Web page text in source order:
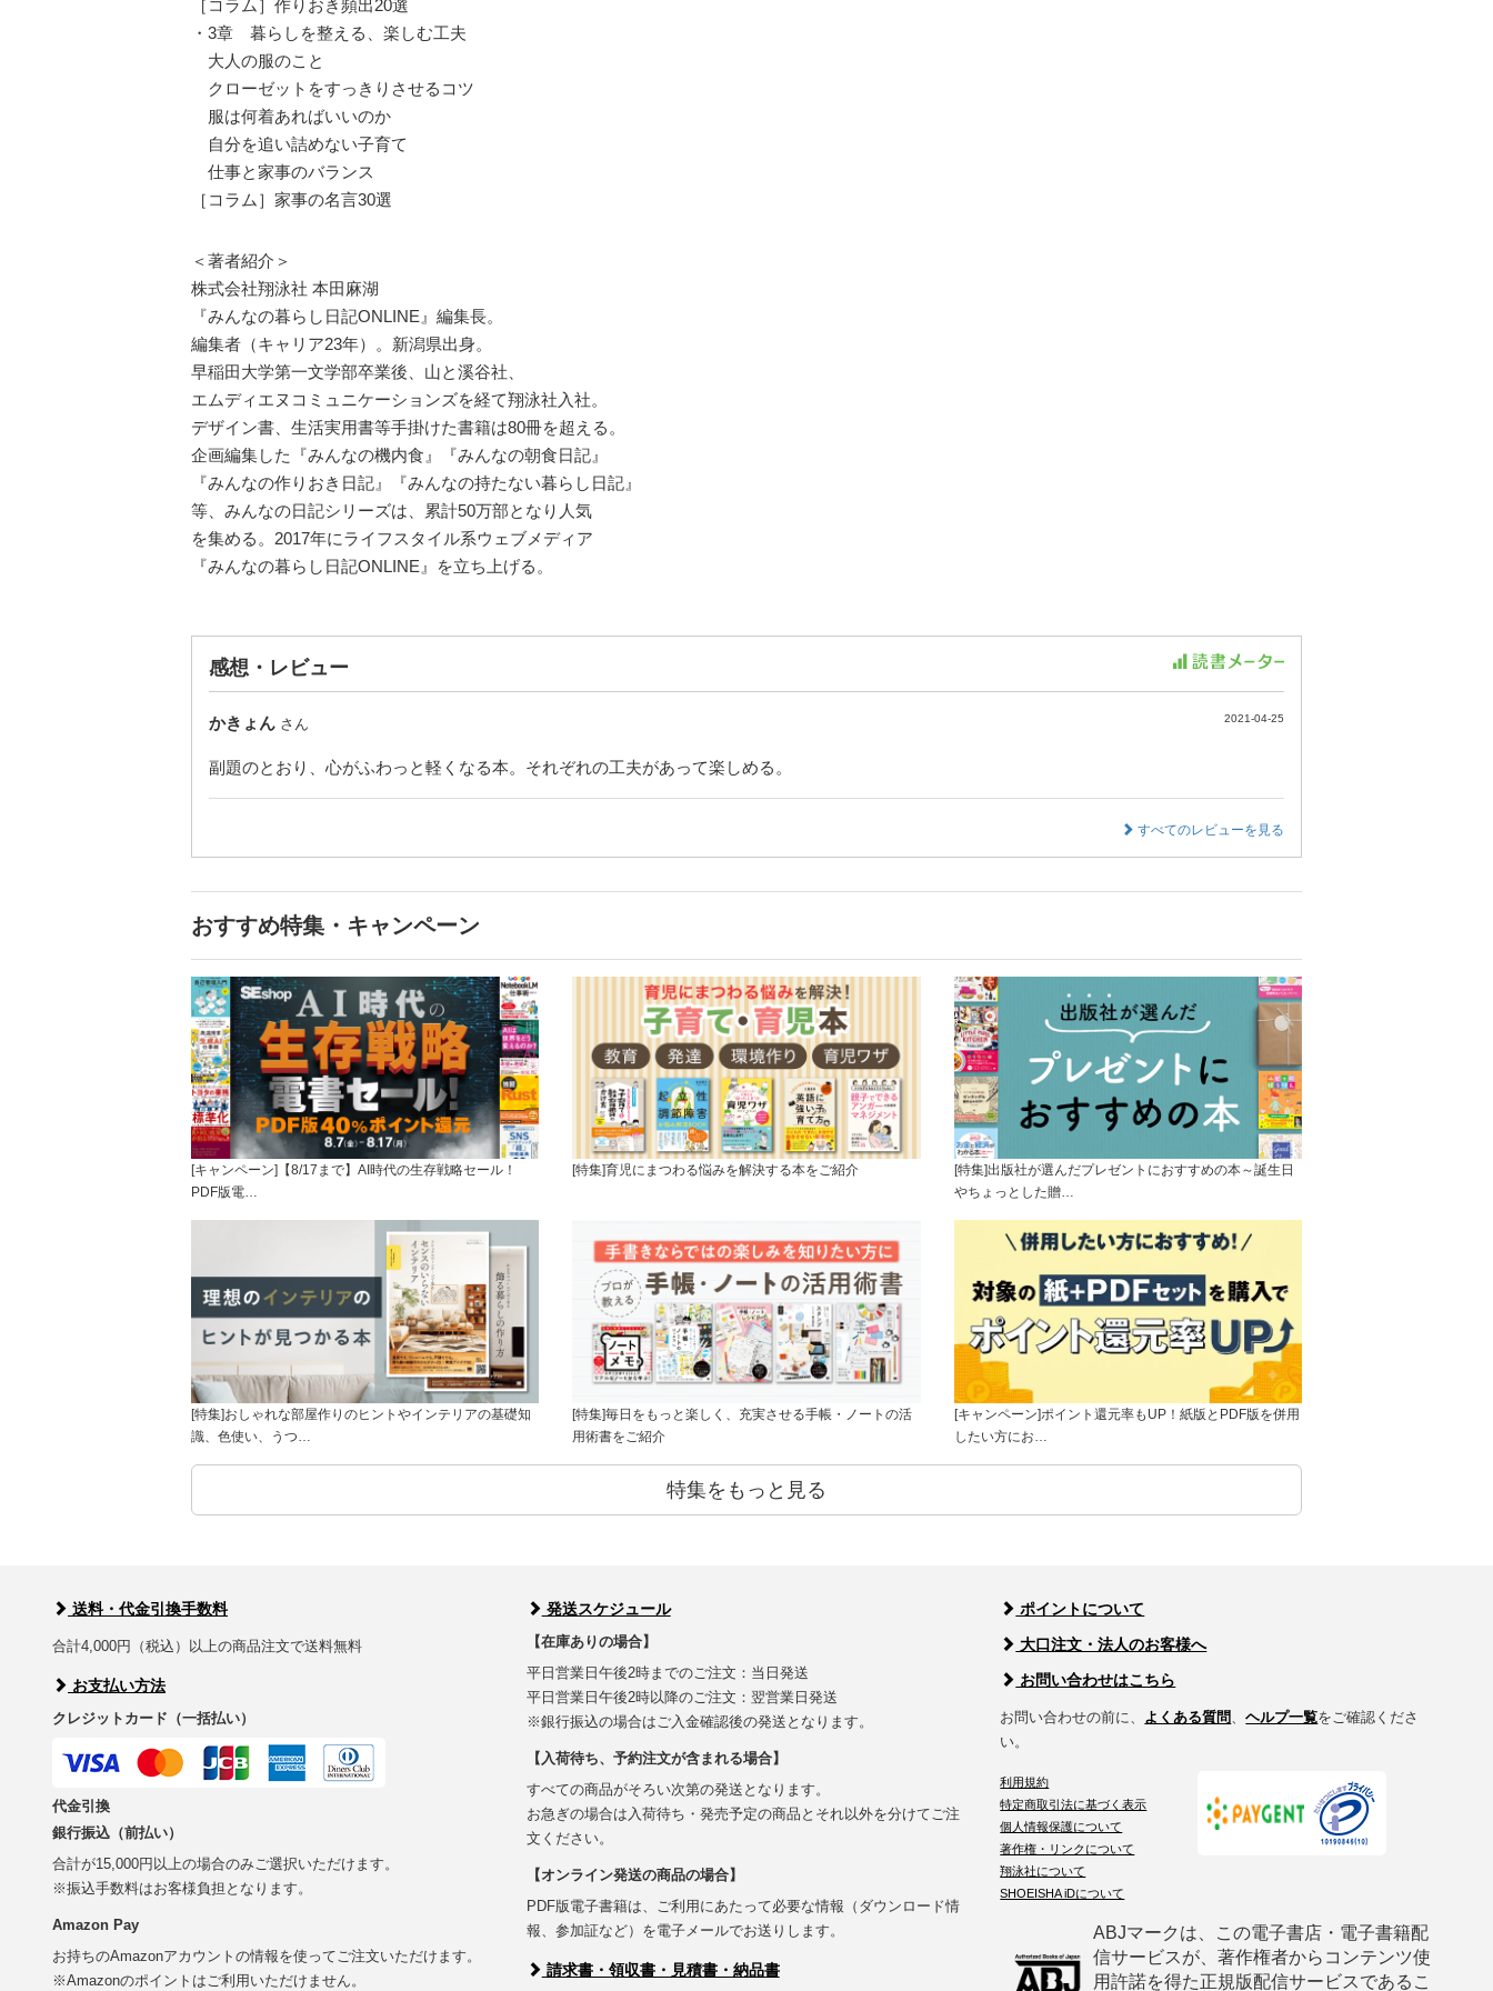
［コラム］作りおき頻出20選
・3章 暮らしを整える、楽しむ工夫
大人の服のこと
クローゼットをすっきりさせるコツ
服は何着あればいいのか
自分を追い詰めない子育て
仕事と家事のバランス
［コラム］家事の名言30選
＜著者紹介＞
株式会社翔泳社 本田麻湖
『みんなの暮らし日記ONLINE』編集長。
編集者（キャリア23年）。新潟県出身。
早稲田大学第一文学部卒業後、山と溪谷社、
エムディエヌコミュニケーションズを経て翔泳社入社。
デザイン書、生活実用書等手掛けた書籍は80冊を超える。
企画編集した『みんなの機内食』『みんなの朝食日記』
『みんなの作りおき日記』『みんなの持たない暮らし日記』
等、みんなの日記シリーズは、累計50万部となり人気
を集める。2017年にライフスタイル系ウェブメディア
『みんなの暮らし日記ONLINE』を立ち上げる。
感想・レビュー
かきょん さん 2021-04-25
副題のとおり、心がふわっと軽くなる本。それぞれの工夫があって楽しめる。
すべてのレビューを見る
おすすめ特集・キャンペーン
[キャンペーン]【8/17まで】AI時代の生存戦略セール！
PDF版電…
[特集]育児にまつわる悩みを解決する本をご紹介
[特集]出版社が選んだプレゼントにおすすめの本～誕生日
やちょっとした贈…
[特集]おしゃれな部屋作りのヒントやインテリアの基礎知
識、色使い、うつ…
[特集]毎日をもっと楽しく、充実させる手帳・ノートの活
用術書をご紹介
[キャンペーン]ポイント還元率もUP！紙版とPDF版を併用
したい方にお…
特集をもっと見る
送料・代金引換手数料
合計4,000円（税込）以上の商品注文で送料無料
お支払い方法
クレジットカード（一括払い）
代金引換
銀行振込（前払い）
合計が15,000円以上の場合のみご選択いただけます。
※振込手数料はお客様負担となります。
Amazon Pay
お持ちのAmazonアカウントの情報を使ってご注文いただけます。
※Amazonのポイントはご利用いただけません。
発送スケジュール
【在庫ありの場合】
平日営業日午後2時までのご注文：当日発送
平日営業日午後2時以降のご注文：翌営業日発送
※銀行振込の場合はご入金確認後の発送となります。
【入荷待ち、予約注文が含まれる場合】
すべての商品がそろい次第の発送となります。
お急ぎの場合は入荷待ち・発売予定の商品とそれ以外を分けてご注
文ください。
【オンライン発送の商品の場合】
PDF版電子書籍は、ご利用にあたって必要な情報（ダウンロード情
報、参加証など）を電子メールでお送りします。
請求書・領収書・見積書・納品書
ポイントについて
大口注文・法人のお客様へ
お問い合わせはこちら
お問い合わせの前に、 よくある質問 、ヘルプ一覧をご確認くださ
い。
利用規約
特定商取引法に基づく表示
個人情報保護について
著作権・リンクについて
翔泳社について
SHOEISHA iDについて
ABJマークは、この電子書店・電子書籍配
信サービスが、著作権者からコンテンツ使
用許諾を得た正規版配信サービスであるこ